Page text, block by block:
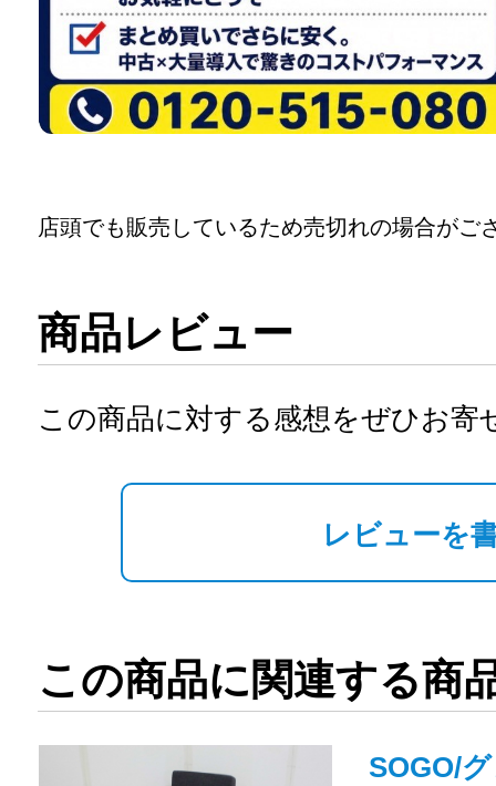
店頭でも販売しているため売切れの場合がご
商品レビュー
この商品に対する感想をぜひお寄
レビューを
この商品に関連する商
SOGO/